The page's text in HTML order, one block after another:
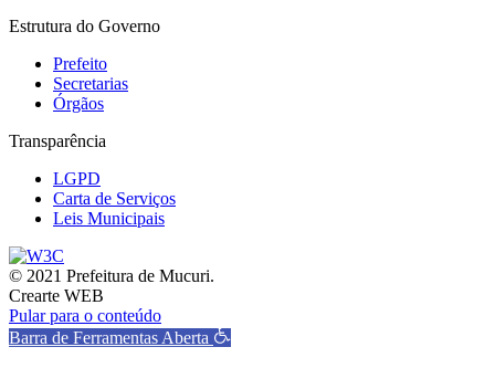
Estrutura do Governo
Prefeito
Secretarias
Órgãos
Transparência
LGPD
Carta de Serviços
Leis Municipais
© 2021 Prefeitura de Mucuri.
Crearte WEB
Pular para o conteúdo
Barra de Ferramentas Aberta